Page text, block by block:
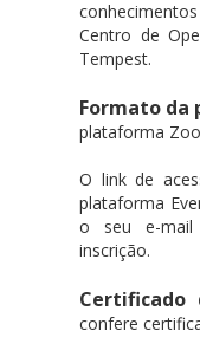
Centro de
Tempest.
Formato da
plataforma
O link de
plataforma
o seu e-mail
inscrição.
Certificado
confere